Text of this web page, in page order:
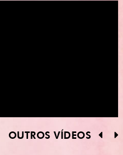
OUTROS VÍDEOS